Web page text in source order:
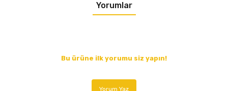
Yorumlar
Bu ürüne ilk yorumu siz yapın!
Yorum Yaz